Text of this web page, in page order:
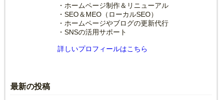
・ホームページ制作＆リニューアル
・SEO＆MEO（ローカルSEO）
・ホームページやブログの更新代行
・SNSの活用サポート
詳しいプロフィールはこちら
最新の投稿